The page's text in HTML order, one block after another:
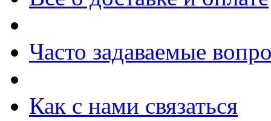
Часто задаваемые
Как с нами связаться